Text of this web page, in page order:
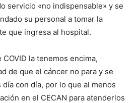
servicio «no indispensable» y se
su personal a tomar la
que ingresa al hospital.
la tenemos encima,
de que el cáncer no para y se
con día, por lo que al menos
en el CECAN para atenderlos